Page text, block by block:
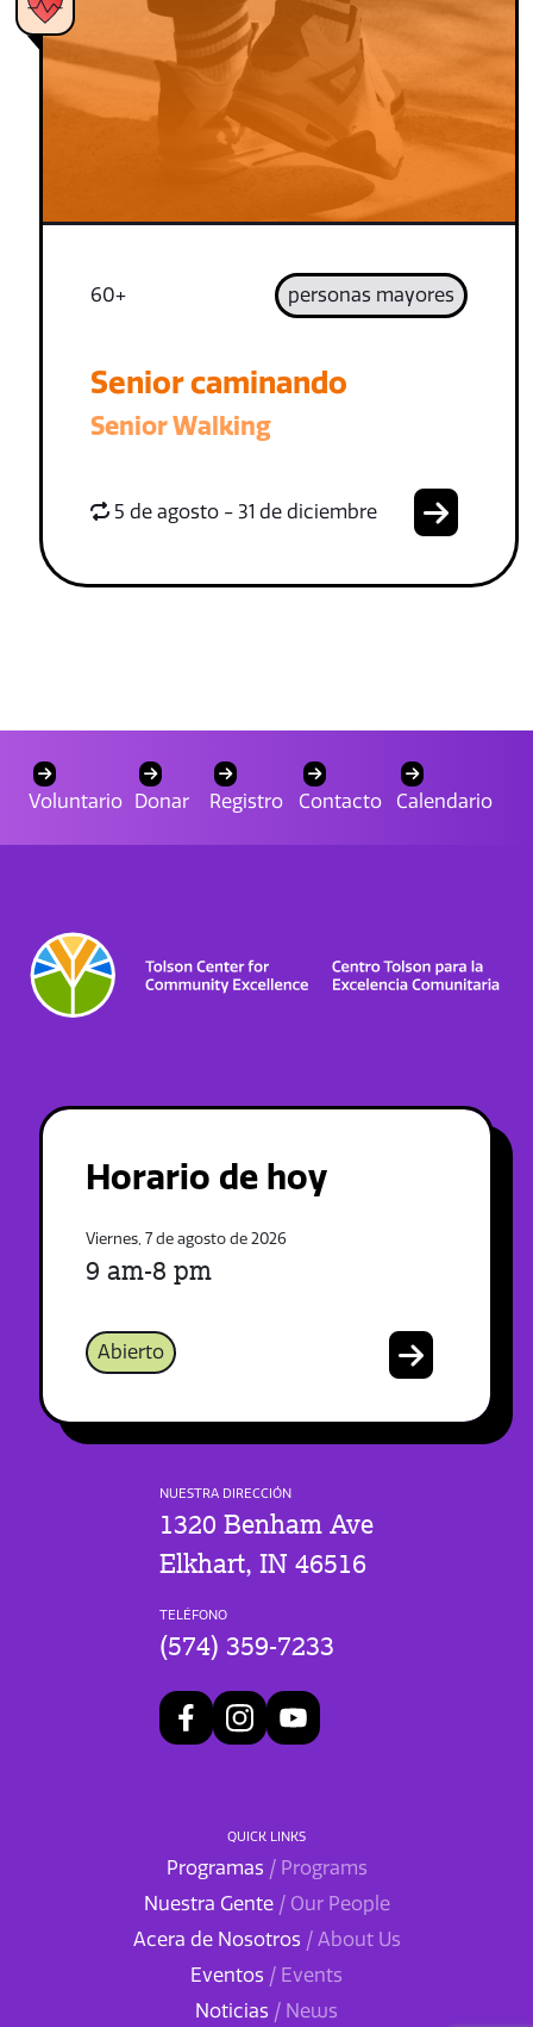
60+ personas mayores
Senior caminando
Senior Walking
5 de agosto - 31 de diciembre
Voluntario Donar Registro Contacto Calendario
Horario de hoy
Viernes, 7 de agosto de 2026
9 am-8 pm
Abierto
NUESTRA DIRECCIÓN
1320 Benham Ave
Elkhart, IN 46516
TELÉFONO
(574) 359-7233
QUICK LINKS
Programas / Programs
Nuestra Gente / Our People
Acera de Nosotros / About Us
Eventos / Events
Noticias / News